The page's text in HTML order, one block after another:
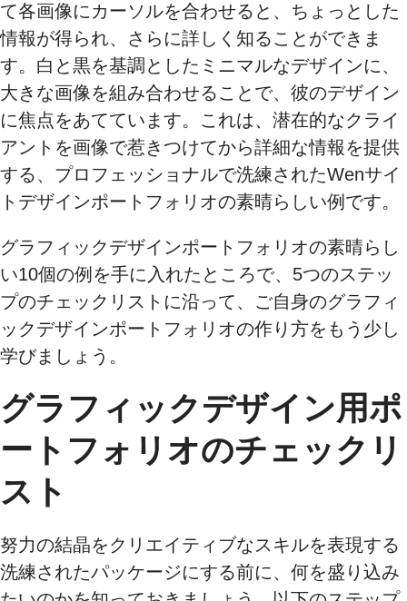
て各画像にカーソルを合わせると、ちょっとした
情報が得られ、さらに詳しく知ることができま
す。白と黒を基調としたミニマルなデザインに、
大きな画像を組み合わせることで、彼のデザイン
に焦点をあてています。これは、潜在的なクライ
アントを画像で惹きつけてから詳細な情報を提供
する、プロフェッショナルで洗練されたWenサイ
トデザインポートフォリオの素晴らしい例です。
グラフィックデザインポートフォリオの素晴らし
い10個の例を手に入れたところで、5つのステッ
プのチェックリストに沿って、ご自身のグラフィ
ックデザインポートフォリオの作り方をもう少し
学びましょう。
グラフィックデザイン用ポ
ートフォリオのチェックリ
スト
努力の結晶をクリエイティブなスキルを表現する
洗練されたパッケージにする前に、何を盛り込み